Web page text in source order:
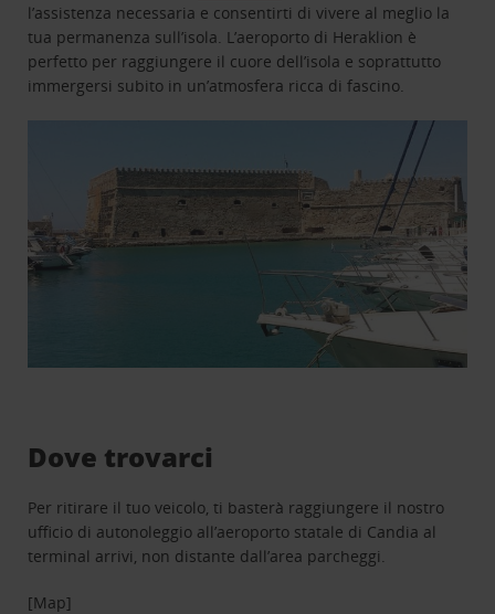
l’assistenza necessaria e consentirti di vivere al meglio la
tua permanenza sull’isola. L’aeroporto di Heraklion è
perfetto per raggiungere il cuore dell’isola e soprattutto
immergersi subito in un’atmosfera ricca di fascino.
Dove trovarci
Per ritirare il tuo veicolo, ti basterà raggiungere il nostro
ufficio di autonoleggio all’aeroporto statale di Candia al
terminal arrivi, non distante dall’area parcheggi.
[Map]